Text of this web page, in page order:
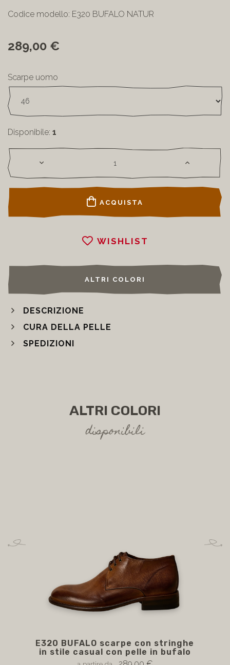
Codice modello: E320 BUFALO NATUR
289,00 €
Scarpe uomo
Disponibile: 1
ACQUISTA
WISHLIST
ALTRI COLORI
DESCRIZIONE
CURA DELLA PELLE
SPEDIZIONI
ALTRI COLORI
disponibili
E320 BUFALO scarpe con stringhe
in stile casual con pelle in bufalo